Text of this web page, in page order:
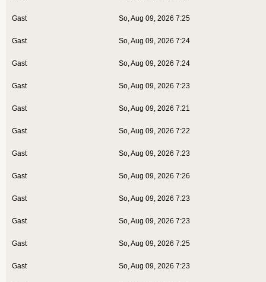
Gast So, Aug 09, 2026 7:25
Gast So, Aug 09, 2026 7:24
Gast So, Aug 09, 2026 7:24
Gast So, Aug 09, 2026 7:23
Gast So, Aug 09, 2026 7:21
Gast So, Aug 09, 2026 7:22
Gast So, Aug 09, 2026 7:23
Gast So, Aug 09, 2026 7:26
Gast So, Aug 09, 2026 7:23
Gast So, Aug 09, 2026 7:23
Gast So, Aug 09, 2026 7:25
Gast So, Aug 09, 2026 7:23